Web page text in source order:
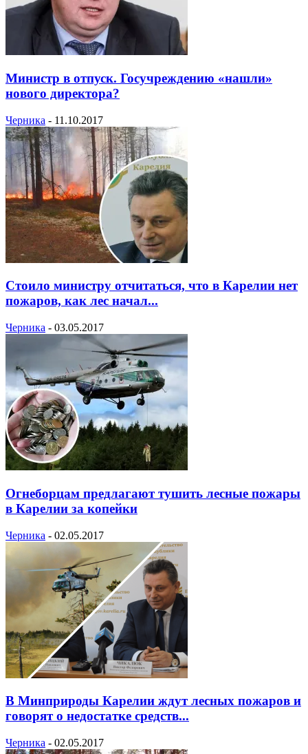
Министр в отпуск. Госучреждению «нашли»
нового директора?
Черника - 11.10.2017
Стоило министру отчитаться, что в Карелии нет
пожаров, как лес начал...
Черника - 03.05.2017
Огнеборцам предлагают тушить лесные пожары
в Карелии за копейки
Черника - 02.05.2017
В Минприроды Карелии ждут лесных пожаров и
говорят о недостатке средств...
Черника - 02.05.2017